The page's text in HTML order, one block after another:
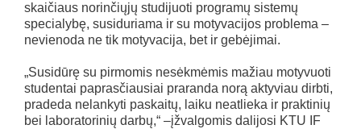
skaičiaus norinčiųjų studijuoti programų sistemų
specialybę, susiduriama ir su motyvacijos problema –
nevienoda ne tik motyvacija, bet ir gebėjimai.
„Susidūrę su pirmomis nesėkmėmis mažiau motyvuoti
studentai paprasčiausiai praranda norą aktyviau dirbti,
pradeda nelankyti paskaitų, laiku neatlieka ir praktinių
bei laboratorinių darbų,“ –įžvalgomis dalijosi KTU IF